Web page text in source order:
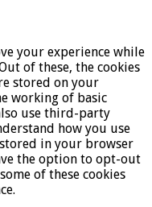
your experience while
of these, the cookies
stored on your
working of basic
use third-party
how you use
in your browser
the option to opt-out
of these cookies